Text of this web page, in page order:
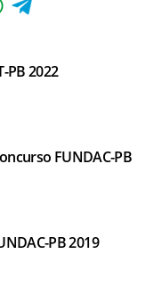
PB 2022
FUNDAC-PB
PB 2019